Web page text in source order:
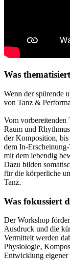
Was
Wenn der spürende
von Tanz &
Vom vorbereitenden
Raum und
der Komposition,
dem In-
mit dem lebendig
Dazu bilden
für die körperliche
Tanz.
Was fokussiert
Der Workshop
Ausdruck und die
Vermittelt werden
Physiologie,
Entwicklung eigener